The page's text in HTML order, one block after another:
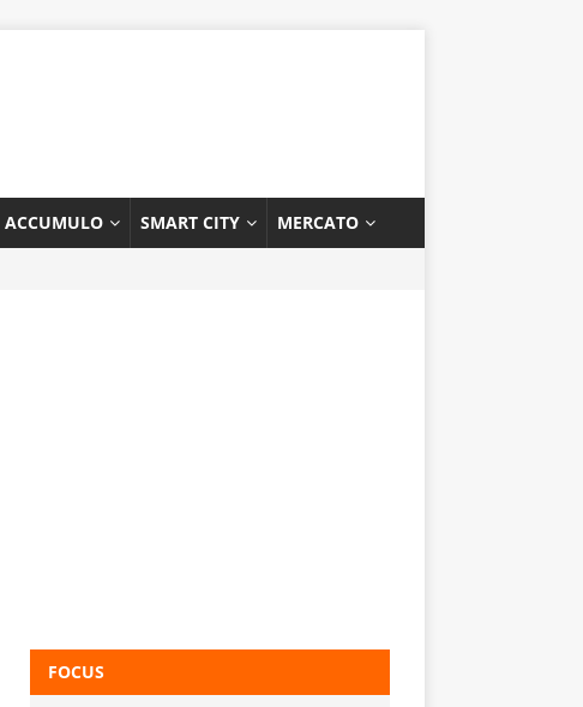
ACCUMULO SMART CITY MERCATO
FOCUS